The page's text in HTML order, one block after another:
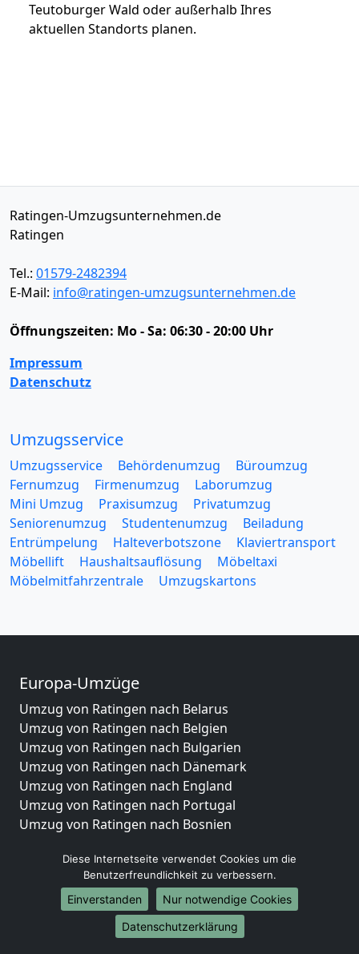
Teutoburger Wald oder außerhalb Ihres
aktuellen Standorts planen.
Ratingen-Umzugsunternehmen.de
Ratingen
Tel.: 01579-2482394
E-Mail: info@ratingen-umzugsunternehmen.de
Öffnungszeiten: Mo - Sa: 06:30 - 20:00 Uhr
Impressum
Datenschutz
Umzugsservice
Umzugsservice Behördenumzug
Büroumzug
Fernumzug
Firmenumzug
Laborumzug
Mini Umzug
Praxisumzug
Privatumzug
Seniorenumzug
Studentenumzug
Beiladung
Entrümpelung
Halteverbotszone
Klaviertransport
Möbellift
Haushaltsauflösung
Möbeltaxi
Möbelmitfahrzentrale
Umzugskartons
Europa-Umzüge
Umzug von Ratingen nach Belarus
Umzug von Ratingen nach Belgien
Umzug von Ratingen nach Bulgarien
Umzug von Ratingen nach Dänemark
Umzug von Ratingen nach England
Umzug von Ratingen nach Portugal
Umzug von Ratingen nach Bosnien
Umzug von Ratingen nach Irland
Umzug von Ratingen nach Lettland
Umzug von Ratingen nach Zypern
Umzug von Ratingen nach Kroatien
Umzug von Ratingen nach Estland
Diese Internetseite verwendet Cookies um die
Benutzerfreundlichkeit zu verbessern.
Einverstanden
Nur notwendige Cookies
Datenschutzerklärung